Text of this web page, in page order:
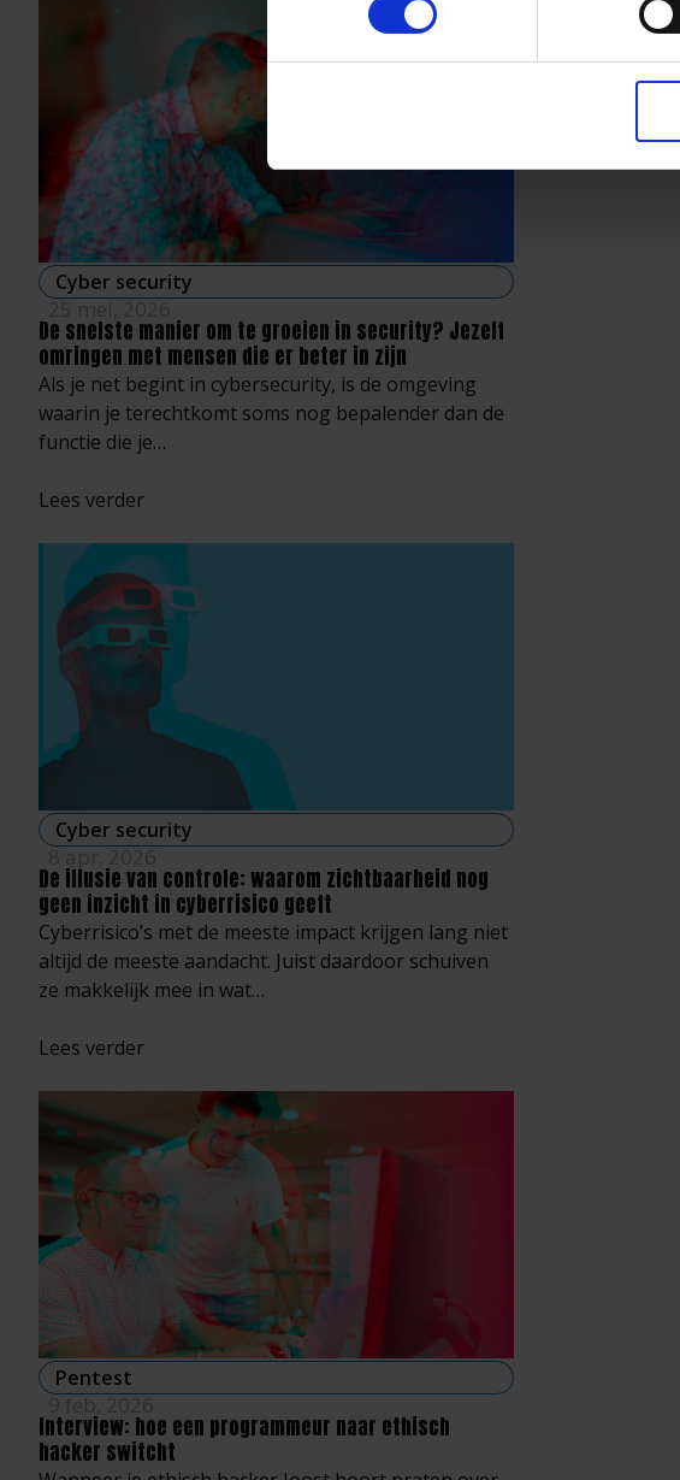
Cyber security
De snelste manier om te groeien in security? Jezelf
omringen met mensen die er beter in zijn
Als je net begint in cybersecurity, is de omgeving
waarin je terechtkomt soms nog bepalender dan de
functie die je…
Lees verder
Cyber security
De illusie van controle: waarom zichtbaarheid nog
geen inzicht in cyberrisico geeft
Cyberrisico’s met de meeste impact krijgen lang niet
altijd de meeste aandacht. Juist daardoor schuiven
ze makkelijk mee in wat…
Lees verder
Pentest
Interview: hoe een programmeur naar ethisch
hacker switcht